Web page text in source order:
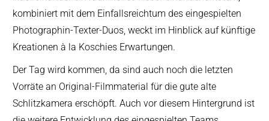
kombiniert mit dem Einfallsreichtum des eingespielten
Photographin-Texter-Duos, weckt im Hinblick auf künftige
Kreationen à la Koschies Erwartungen.
Der Tag wird kommen, da sind auch noch die letzten
Vorräte an Original-Filmmaterial für die gute alte
Schlitzkamera erschöpft. Auch vor diesem Hintergrund ist